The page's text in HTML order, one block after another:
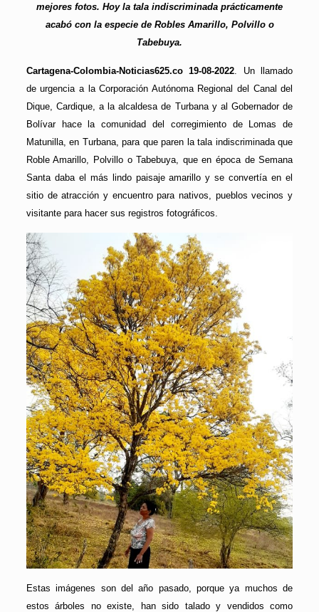
mejores fotos. Hoy la tala indiscriminada prácticamente
acabó con la especie de Robles Amarillo, Polvillo o
Tabebuya.
Cartagena-Colombia-Noticias625.co 19-08-2022. Un llamado
de urgencia a la Corporación Autónoma Regional del Canal del
Dique, Cardique, a la alcaldesa de Turbana y al Gobernador de
Bolívar hace la comunidad del corregimiento de Lomas de
Matunilla, en Turbana, para que paren la tala indiscriminada que
Roble Amarillo, Polvillo o Tabebuya, que en época de Semana
Santa daba el más lindo paisaje amarillo y se convertía en el
sitio de atracción y encuentro para nativos, pueblos vecinos y
visitante para hacer sus registros fotográficos.
Estas imágenes son del año pasado, porque ya muchos de
estos árboles no existe, han sido talado y vendidos como